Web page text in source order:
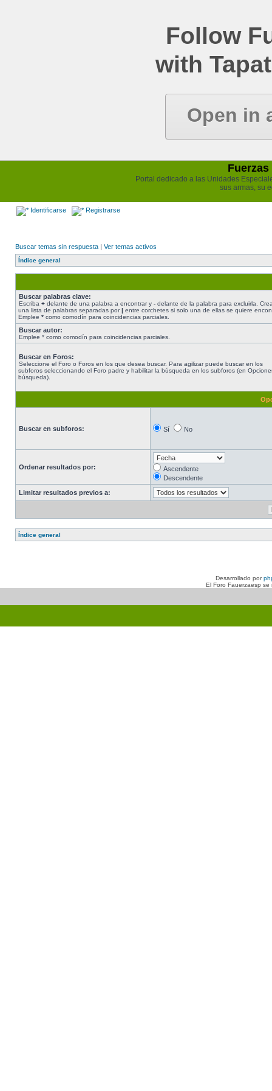
Follow
with
Open in
Portal dedicado a las Unidades
sus armas, su
Identificarse Registrarse
Buscar temas sin respuesta | Ver temas activos
Índice general
Buscar palabras clave:
Escriba + delante de una palabra a encontrar y - delante de la palabra para excluirla.
una lista de palabras separadas por| entre corchetes si solo una de ellas se quiere
Emplee * como comodín para coincidencias parciales.
Buscar autor:
Emplee * como comodín para coincidencias parciales.
Buscar en Foros:
Seleccione el Foro o Foros en los que desea buscar. Para agilizar puede buscar en los
subforos seleccionando el Foro padre y habilitar la búsqueda en los subforos (en
búsqueda).
Buscar en subforos: Sí No
Ordenar resultados por:
Ascendente
Descendente
Limitar resultados previos a:
Índice general
Desarrollado por
El Foro Fauerzaesp